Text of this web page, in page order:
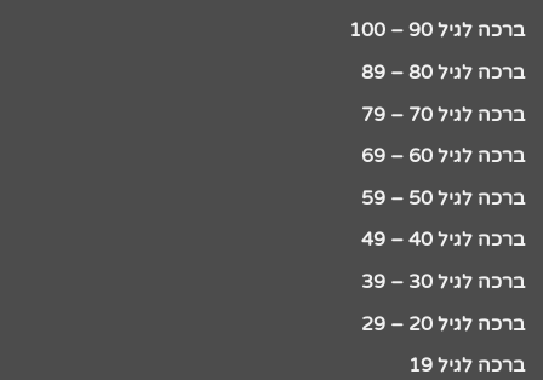
ברכה לגיל 90 – 100
ברכה לגיל 80 – 89
ברכה לגיל 70 – 79
ברכה לגיל 60 – 69
ברכה לגיל 50 – 59
ברכה לגיל 40 – 49
ברכה לגיל 30 – 39
ברכה לגיל 20 – 29
ברכה לגיל 19